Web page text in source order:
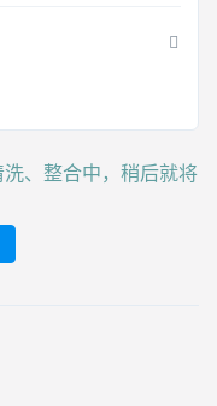
、整合中，稍后就将